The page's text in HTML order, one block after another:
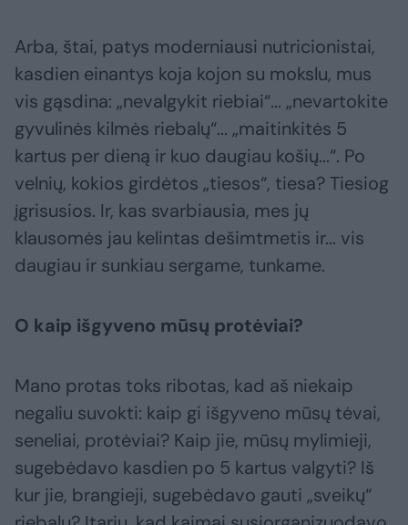
Arba, štai, patys moderniausi nutricionistai,
kasdien einantys koja kojon su mokslu, mus
vis gąsdina: „nevalgykit riebiai“... „nevartokite
gyvulinės kilmės riebalų“... „maitinkitės 5
kartus per dieną ir kuo daugiau košių...“. Po
velnių, kokios girdėtos „tiesos“, tiesa? Tiesiog
įgrisusios. Ir, kas svarbiausia, mes jų
klausomės jau kelintas dešimtmetis ir... vis
daugiau ir sunkiau sergame, tunkame.
O kaip išgyveno mūsų protėviai?
Mano protas toks ribotas, kad aš niekaip
negaliu suvokti: kaip gi išgyveno mūsų tėvai,
seneliai, protėviai? Kaip jie, mūsų mylimieji,
sugebėdavo kasdien po 5 kartus valgyti? Iš
kur jie, brangieji, sugebėdavo gauti „sveikų“